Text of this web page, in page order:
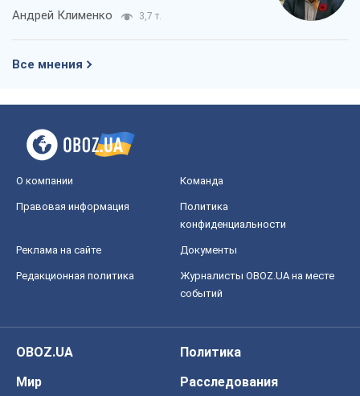
Андрей Клименко 3,7 т.
Все мнения
О компании Команда
Правовая информация
Политика
конфиденциальности
Реклама на сайте Документы
Редакционная политика
Журналисты OBOZ.UA на месте
событий
OBOZ.UA
Политика
Мир
Расследования